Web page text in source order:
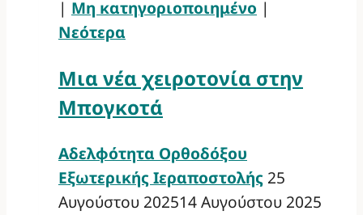
| Μη κατηγοριοποιημένο |
Νεότερα
Μια νέα χειροτονία στην
Μπογκοτά
Αδελφότητα Ορθοδόξου
Εξωτερικής Ιεραποστολής 25
Αυγούστου 202514 Αυγούστου 2025